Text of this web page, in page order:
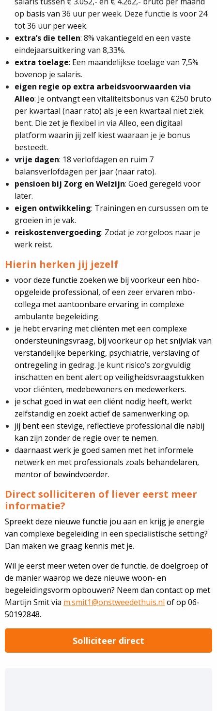
op basis van 36 uur per week. Deze functie is voor 24
tot 36 uur per week.
extra’s die tellen: 8% vakantiegeld en een vaste
eindejaarsuitkering van 8,33%.
extra toelage: Een maandelijkse toelage van 7,5%
bovenop je salaris.
eigen regie op extra arbeidsvoorwaarden via
Alleo: Je ontvangt een vitaliteitsbonus van €250 bruto
per kwartaal (naar rato) als je een kwartaal niet ziek
bent. Die zet je flexibel in via Alleo, een digitaal
platform waarin jij zelf kiest waaraan je je bonus
besteedt.
vrije dagen: 18 verlofdagen en ruim 7
balansverlofdagen per jaar (naar rato).
pensioen bij Zorg en Welzijn: Goed geregeld voor
later.
eigen ontwikkeling: Trainingen en cursussen om te
groeien in je vak.
reiskostenvergoeding: Zodat je zorgeloos naar je
werk reist.
Hierin herken jij jezelf
voor deze functie zoeken we bij voorkeur een hbo-
opgeleide professional, of een zeer ervaren mbo-
collega met aantoonbare ervaring in complexe
ambulante begeleiding.
je hebt ervaring met cliënten met een complexe
ondersteuningsvraag, bij voorkeur op het snijvlak van
verstandelijke beperking, psychiatrie, verslaving of
ontregeling in gedrag. Je kunt risico’s zorgvuldig
inschatten en bent alert op veiligheidsvraagstukken
voor cliënten, medebewoners en medewerkers.
je schat goed in wat een cliënt nodig heeft, werkt
zelfstandig en zoekt actief de samenwerking op.
jij bent een stevige, reflectieve professional die nabij
kan zijn zonder de regie over te nemen.
daarnaast werk je goed samen met het informele
netwerk en met professionals zoals behandelaren,
mentor of bewindvoerder.
Direct solliciteren of liever eerst meer
informatie?
Spreekt deze nieuwe functie jou aan en krijg je energie
van complexe begeleiding in een specialistische setting?
Dan maken we graag kennis met je.
Wil je eerst meer weten over de functie, de doelgroep of
de manier waarop we deze nieuwe woon- en
begeleidingsvorm opbouwen? Neem dan contact op met
Martijn Smit via m.smit1@onstweedethuis.nl of op 06-
50192848.
Solliciteer direct